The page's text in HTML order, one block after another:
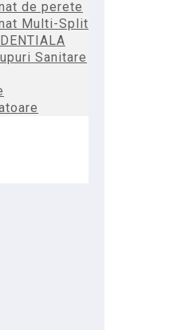
de perete
Multi-Split
Sanitare